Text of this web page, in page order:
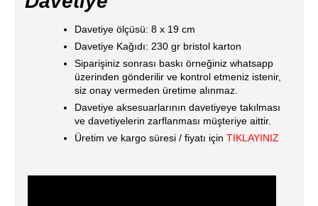
Davetiye ölçüsü: 8 x 19 cm
Davetiye Kağıdı: 230 gr bristol karton
Siparişiniz sonrası baskı örneğiniz whatsapp
üzerinden gönderilir ve kontrol etmeniz istenir,
siz onay vermeden üretime alınmaz.
Davetiye aksesuarlarının davetiyeye takılması
ve davetiyelerin zarflanması müşteriye aittir.
Üretim ve kargo süresi / fiyatı için TIKLAYINIZ